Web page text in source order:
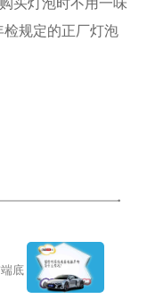
规定的正厂灯泡
底